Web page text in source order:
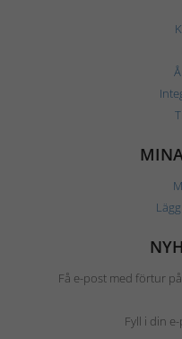
Få e-post med förtur
Fyll i din